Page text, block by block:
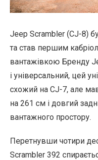
Jeep Scrambler (CJ-8)
та став першим
вантажівкою Бренду
і універсальний, цей
схожий на CJ-7, але
на 261 см і довгий
вантажного простору.
Перетнувши чотири
Scrambler 392